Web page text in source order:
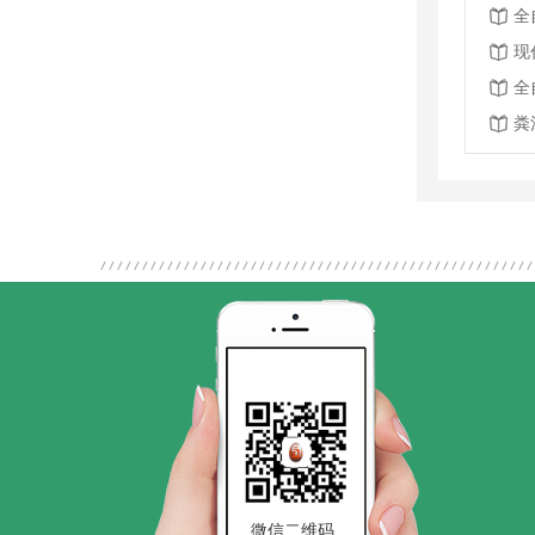
全
现
全
粪
微信二维码